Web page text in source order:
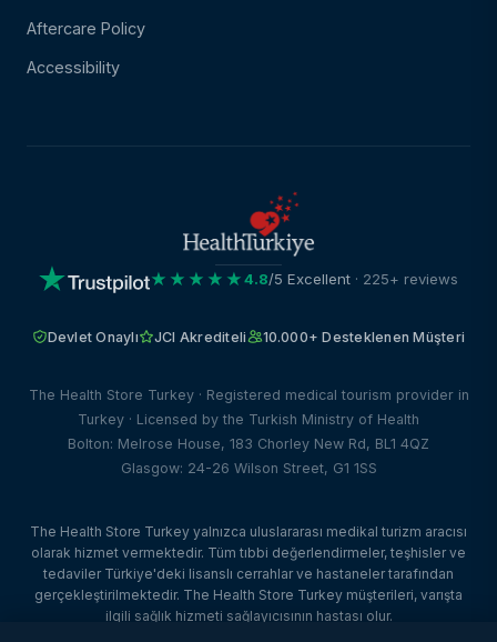
Aftercare Policy
Accessibility
★★★★★4.8/5 Excellent · 225+ reviews
Devlet Onaylı JCI Akrediteli 10.000+ Desteklenen Müşteri
The Health Store Turkey · Registered medical tourism provider in
Turkey · Licensed by the Turkish Ministry of Health
Bolton: Melrose House, 183 Chorley New Rd, BL1 4QZ
Glasgow: 24-26 Wilson Street, G1 1SS
The Health Store Turkey yalnızca uluslararası medikal turizm aracısı
olarak hizmet vermektedir. Tüm tıbbi değerlendirmeler, teşhisler ve
tedaviler Türkiye'deki lisanslı cerrahlar ve hastaneler tarafından
gerçekleştirilmektedir. The Health Store Turkey müşterileri, varışta
ilgili sağlık hizmeti sağlayıcısının hastası olur.